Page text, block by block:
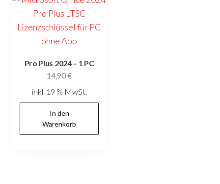
Pro Plus 2024 – 1 PC
14,90€
inkl. 19 % MwSt.
In den
Warenkorb